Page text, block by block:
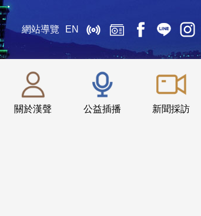
網站導覽 EN
關於漢聲 公益插播 新聞採訪